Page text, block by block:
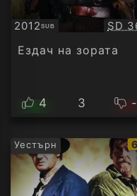
2012SUB
Субтитри SD
Ездач на зората
4 3
Уестърн